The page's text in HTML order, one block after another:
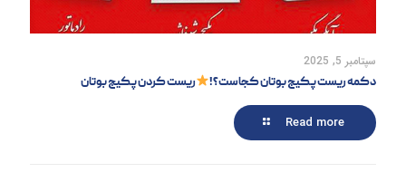
سپتامبر 5, 2025
دکمه ریست پکیج بوتان کجاست؟!
ریست کردن پکیج بوتان
Read more